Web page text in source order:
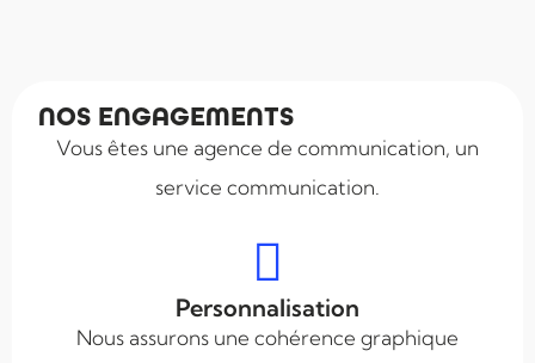
NOS ENGAGEMENTS
Vous êtes une agence de communication, un
service communication.
Personnalisation
Nous assurons une cohérence graphique